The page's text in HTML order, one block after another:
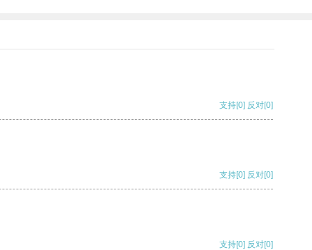
支持[0] 反对[0]
支持[0] 反对[0]
支持[0] 反对[0]